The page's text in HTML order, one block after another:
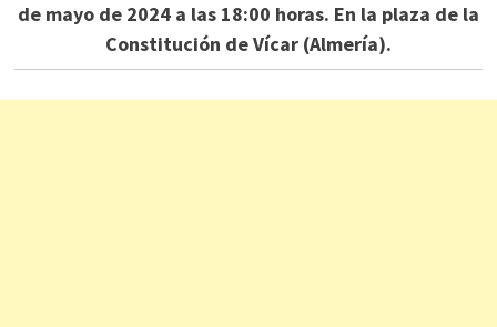
de mayo de 2024 a las 18:00 horas. En la plaza de la
Constitución de Vícar (Almería).